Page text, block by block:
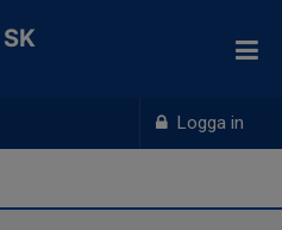
Logga in